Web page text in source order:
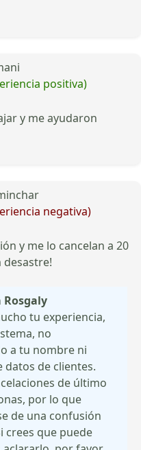
positiva)
y me ayudaron
negativa)
y me lo cancelan a 20
tu experiencia,
no
a tu nombre ni
de clientes.
de último
por lo que
de una confusión
crees que puede